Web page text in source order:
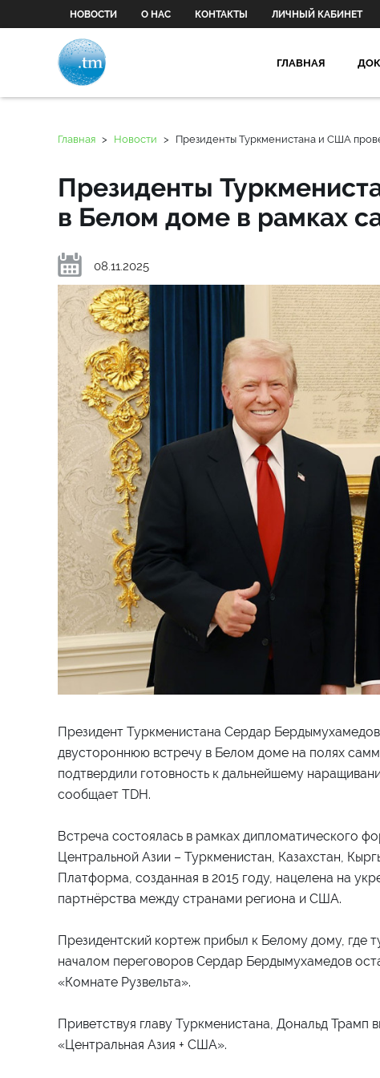
НОВОСТИ О НАС КОНТАКТЫ ЛИЧНЫЙ КАБИНЕТ
ГЛАВНАЯ
Главная > Новости > Президенты Туркменистана и США
Президенты
в Белом доме в рамках
08.11.2025
Президент Туркменистана Сердар
двустороннюю встречу в Белом доме на полях
подтвердили готовность к дальнейшему
сообщает TDH.
Встреча состоялась в рамках дипломатического
Центральной Азии – Туркменистан, Казахстан,
Платформа, созданная в 2015 году, нацелена на
партнёрства между странами региона и США.
Президентский кортеж прибыл к Белому дому, где
началом переговоров Сердар Бердымухамедов
«Комнате Рузвельта».
Приветствуя главу Туркменистана, Дональд Трамп
«Центральная Азия + США».